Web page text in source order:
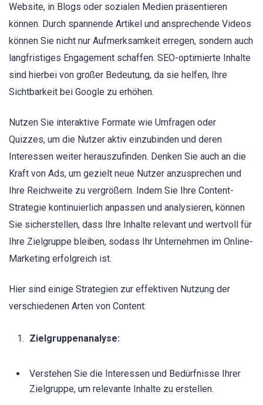
Website, in Blogs oder sozialen Medien präsentieren
können. Durch spannende Artikel und ansprechende Videos
können Sie nicht nur Aufmerksamkeit erregen, sondern auch
langfristiges Engagement schaffen. SEO-optimierte Inhalte
sind hierbei von großer Bedeutung, da sie helfen, Ihre
Sichtbarkeit bei Google zu erhöhen.
Nutzen Sie interaktive Formate wie Umfragen oder
Quizzes, um die Nutzer aktiv einzubinden und deren
Interessen weiter herauszufinden. Denken Sie auch an die
Kraft von Ads, um gezielt neue Nutzer anzusprechen und
Ihre Reichweite zu vergrößern. Indem Sie Ihre Content-
Strategie kontinuierlich anpassen und analysieren, können
Sie sicherstellen, dass Ihre Inhalte relevant und wertvoll für
Ihre Zielgruppe bleiben, sodass Ihr Unternehmen im Online-
Marketing erfolgreich ist.
Hier sind einige Strategien zur effektiven Nutzung der
verschiedenen Arten von Content:
Zielgruppenanalyse:
Verstehen Sie die Interessen und Bedürfnisse Ihrer
Zielgruppe, um relevante Inhalte zu erstellen.